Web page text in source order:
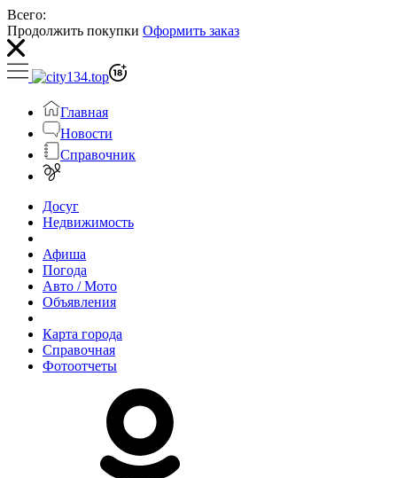
Всего:
Продолжить покупки Оформить заказ
Главная
Новости
Справочник
Досуг
Недвижимость
Афиша
Погода
Авто / Мото
Объявления
Карта города
Справочная
Фотоотчеты